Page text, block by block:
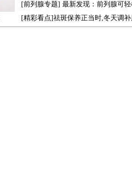
[前列腺专题] 最新发现：前列腺可
[精彩看点]祛斑保养正当时,冬天调